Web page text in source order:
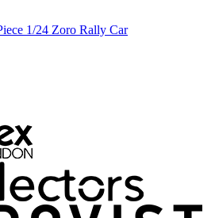
1/24 Zoro Rally Car